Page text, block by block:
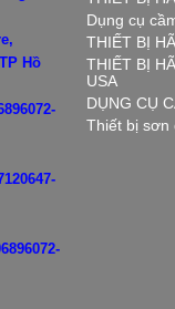
Hồ
Dụng cụ
THIẾT BỊ
THIẾT BỊ
USA
DỤNG CỤ
Thiết bị sơn